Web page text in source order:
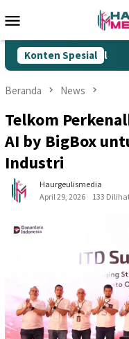
ke
Mobile
Konten Spesial
Ilegal Aksi
Beranda News
Telkom
AI by BigBox
Industri
Haurgeulismedia
April 29, 2026
133